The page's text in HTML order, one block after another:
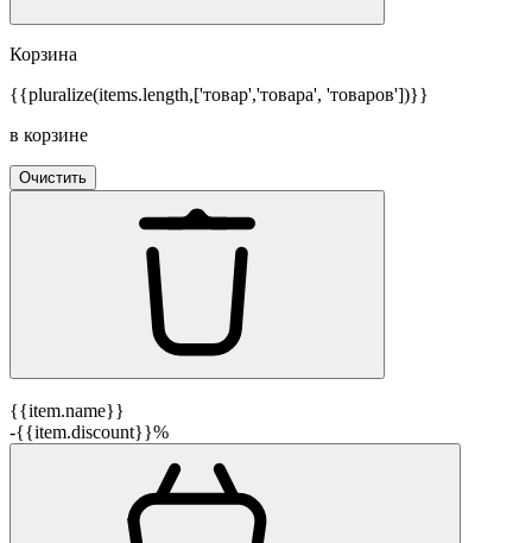
Корзина
{{pluralize(items.length,['товар','товара', 'товаров'])}}
в корзине
Очистить
{{item.name}}
-{{item.discount}}%